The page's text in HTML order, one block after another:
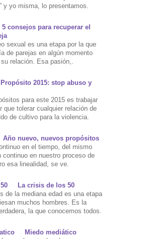
y yo misma, lo presentamos.
5 consejos para recuperar el
sexual es una etapa por la que
de parejas en algún momento
relación. Esa pasión,.
Propósito 2015: stop abuso y
para este 2015 es trabajar
que tolerar cualquier relación de
de cultivo para la violencia.
Año nuevo, nuevos propósitos
en el tiempo, del mismo
continuo en nuestro proceso de
esa linealidad, se ve.
La crisis de los 50
de la mediana edad es una etapa
muchos hombres. Es la
la que conocemos todos.
Miedo mediático